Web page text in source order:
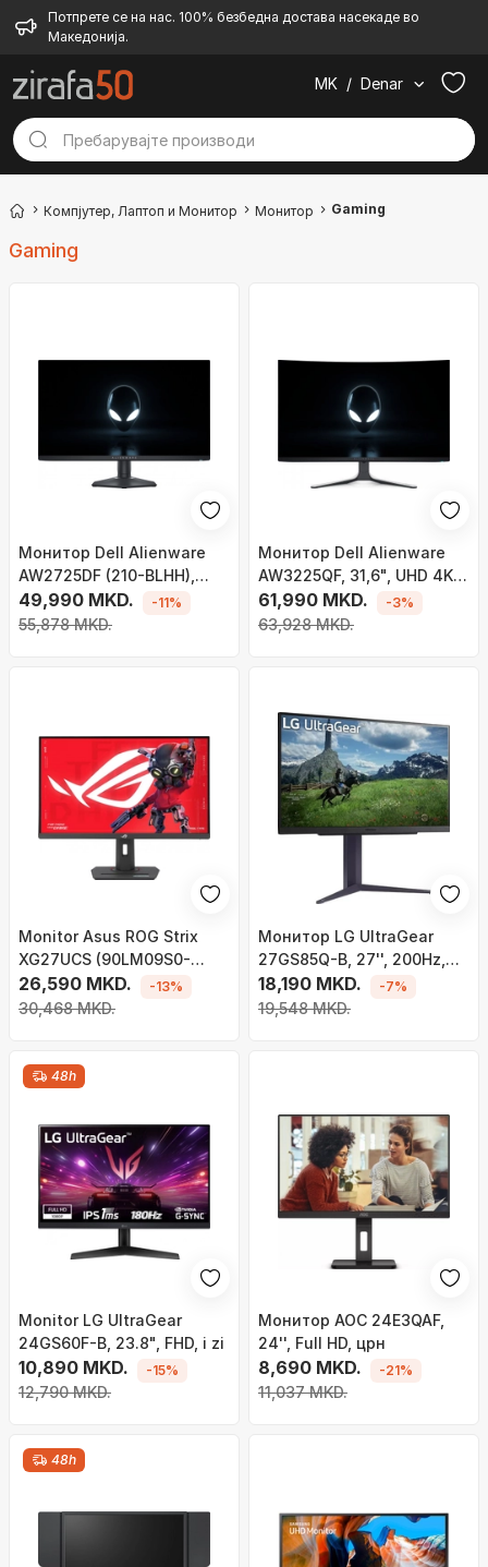
Потпрете се на нас. 100% безбедна достава насекаде во
Македонија.
MK / Denar
Компјутер, Лаптоп и Монитор Монитор Gaming
Gaming
Монитор Dell Alienware
AW2725DF (210-BLHH),
27'', 360Hz, Класа G, 2560
x 1440 (WQHD), OLED, црн
49,990 MKD.
55,878 MKD.
-11%
Монитор Dell Alienware
AW3225QF, 31,6", UHD 4K,
240Hz, бел/црн
61,990 MKD.
63,928 MKD.
-3%
Monitor Asus ROG Strix
XG27UCS (90LM09S0-
B01170), 27", UHD 4K, i zi
26,590 MKD.
30,468 MKD.
-13%
Монитор LG UltraGear
27GS85Q-B, 27'', 200Hz,
2560x1440 (WQHD), IPS, цр
18,190 MKD.
19,548 MKD.
-7%
48h
Monitor LG UltraGear
24GS60F-B, 23.8", FHD, i zi
10,890 MKD.
12,790 MKD.
-15%
Монитор AOC 24E3QAF,
24'', Full HD, црн
8,690 MKD.
11,037 MKD.
-21%
48h